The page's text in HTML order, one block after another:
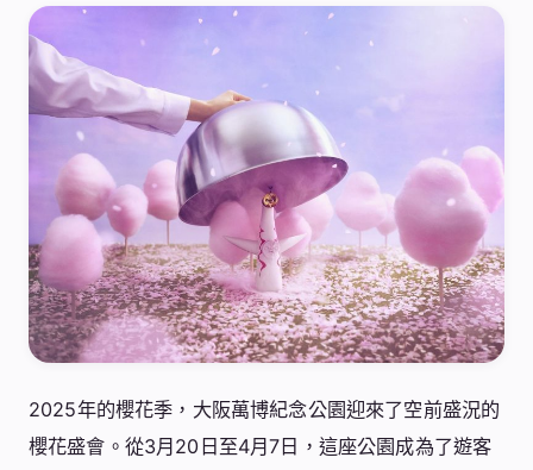
2025年的櫻花季，大阪萬博紀念公園迎來了空前盛況的
櫻花盛會。從3月20日至4月7日，這座公園成為了遊客